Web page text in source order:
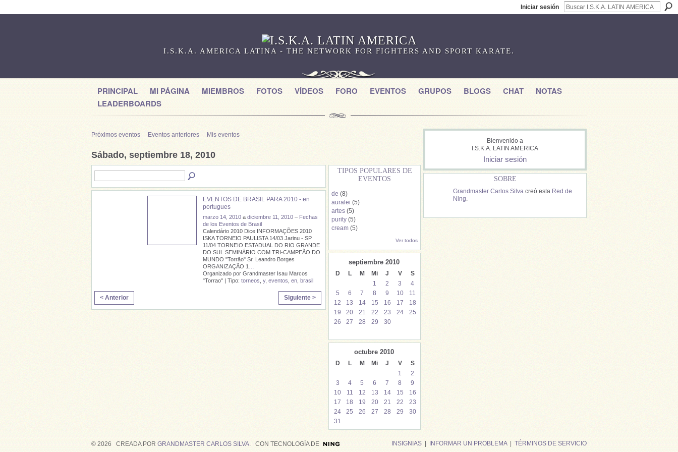
Iniciar sesión
I.S.K.A. AMERICA LATINA - THE NETWORK FOR FIGHTERS AND SPORT KARATE.
PRINCIPAL MI PÁGINA MIEMBROS FOTOS VÍDEOS FORO EVENTOS GRUPOS BLOGS CHAT
NOTAS
LEADERBOARDS
Próximos eventos Eventos anteriores Mis eventos
Sábado, septiembre 18, 2010
EVENTOS DE BRASIL PARA 2010 - en
portugues
marzo 14, 2010 a diciembre 11, 2010 – Fechas
de los Eventos de Brasil
Calendário 2010 Dice INFORMAÇÕES 2010
ISKA TORNEIO PAULISTA 14/03 Jarinu - SP
11/04 TORNEIO ESTADUAL DO RIO GRANDE
DO SUL SEMINÁRIO COM TRI-CAMPEÃO DO
MUNDO "Torrão" Sr. Leandro Borges
ORGANIZAÇÃO 1
Organizado por Grandmaster Isau Marcos
"Torrao" | Tipo: torneos y, eventos en brasil
< Anterior Siguiente >
TIPOS POPULARES DE
EVENTOS
de (8)
auralei (5)
artes (5)
purity (5)
cream (5)
Ver todos
septiembre 2010
D L M Mi J V
S
1
2 3
4
5
6 7 8 9 10
11
12
13 14 15 16 17
18
19
20 21 22 23 24
25
26
27 28 29 30
octubre 2010
D L M Mi J V
S
1
2
3
4 5 6 7 8
9
10
11 12 13 14 15
16
17
18 19 20 21 22
23
24
25 26 27 28 29
30
31
Bienvenido a
I.S.K.A. LATIN AMERICA
Iniciar sesión
SOBRE
Grandmaster Carlos Silva creó esta Red de
Ning.
© 2026 CREADA POR GRANDMASTER CARLOS SILVA. CON TECNOLOGÍA DE INSIGNIAS INFORMAR UN PROBLEMA| TÉRMINOS DE SERVICIO